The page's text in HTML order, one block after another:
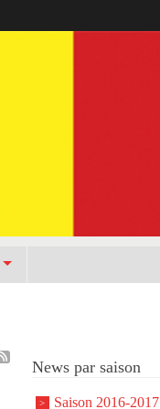
News par saison
Saison 2016-2017